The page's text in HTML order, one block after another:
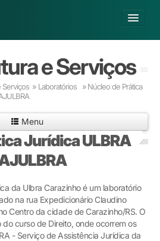
Já sou Aluno
Matricule-se
e Serviços
Serviços » Laboratórios »Núcleo de Prática
Menu
Jurídica ULBRA
da Ulbra Carazinho é um laboratório
na rua Expedicionário Claudino
Centro da cidade de Carazinho/RS. O
curso de Direito, onde ocorrem os
- Serviço de Assistência Jurídica da